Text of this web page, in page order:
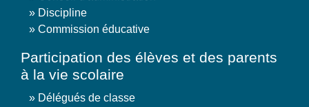
Discipline
Commission éducative
Participation des élèves et des parents
à la vie scolaire
Délégués de classe